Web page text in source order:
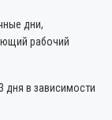
дни,
рабочий
дня в зависимости